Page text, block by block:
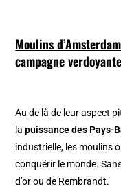
Moulins d’Amsterdam
campagne verdoyante
Au de là de leur aspect
lapuissance des Pays-
industrielle, les moulins
conquérir le monde.
d’or ou de Rembrandt.